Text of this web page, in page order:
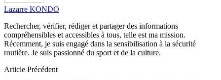
Lazarre KONDO
Rechercher, vérifier, rédiger et partager des informations
compréhensibles et accessibles à tous, telle est ma mission.
Récemment, je suis engagé dans la sensibilisation à la sécurité
routière. Je suis passionné du sport et de la culture.
Article Précédent